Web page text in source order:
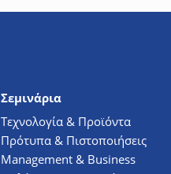
Σεμινάρια
Τεχνολογία & Προϊόντα
Πρότυπα & Πιστοποιήσεις
Management & Business